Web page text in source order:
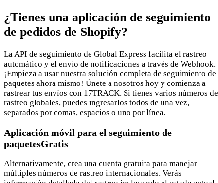
¿Tienes una aplicación de seguimiento
de pedidos de Shopify?
La API de seguimiento de Global Express facilita el rastreo
automático y el envío de notificaciones a través de Webhook.
¡Empieza a usar nuestra solución completa de seguimiento de
paquetes ahora mismo! Únete a nosotros hoy y comienza a
rastrear tus envíos con 17TRACK. Si tienes varios números de
rastreo globales, puedes ingresarlos todos de una vez,
separados por comas, espacios o uno por línea.
Aplicación móvil para el seguimiento de
paquetesGratis
Alternativamente, crea una cuenta gratuita para manejar
múltiples números de rastreo internacionales. Verás